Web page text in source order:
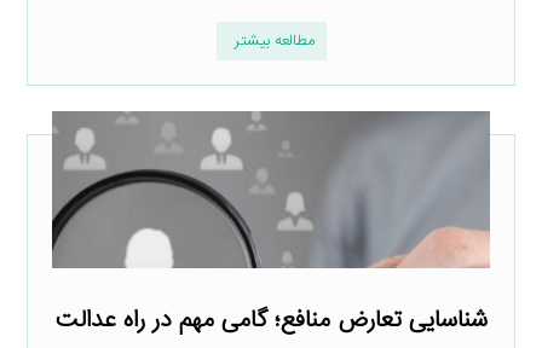
مطالعه بیشتر
شناسایی تعارض منافع؛ گامی مهم در راه عدالت